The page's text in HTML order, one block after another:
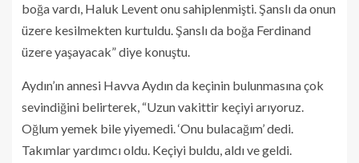
boğa vardı, Haluk Levent onu sahiplenmişti. Şanslı da onun
üzere kesilmekten kurtuldu. Şanslı da boğa Ferdinand
üzere yaşayacak” diye konuştu.
Aydın’ın annesi Havva Aydın da keçinin bulunmasına çok
sevindiğini belirterek, “Uzun vakittir keçiyi arıyoruz.
Oğlum yemek bile yiyemedi. ‘Onu bulacağım’ dedi.
Takımlar yardımcı oldu. Keçiyi buldu, aldı ve geldi.